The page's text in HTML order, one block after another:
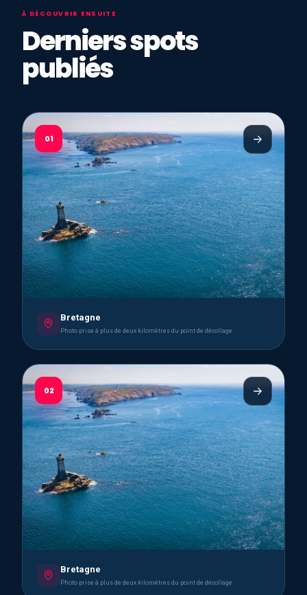
À DÉCOUVRIR ENSUITE
Derniers spots
publiés
01
Bretagne
Photo prise à plus de deux kilomètres du point de décollage
02
Bretagne
Photo prise à plus de deux kilomètres du point de décollage